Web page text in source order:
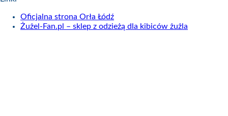
Oficjalna strona Orła Łódź
Żużel-Fan.pl – sklep z odzieżą dla kibiców żużla